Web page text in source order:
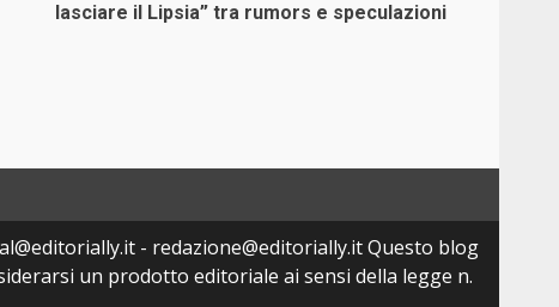
lasciare il Lipsia” tra rumors e speculazioni
- redazione@editorially.it Questo blog
un prodotto editoriale ai sensi della legge n.